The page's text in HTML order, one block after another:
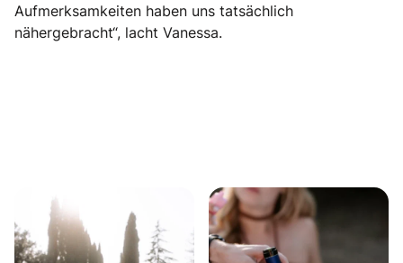
Aufmerksamkeiten haben uns tatsächlich
nähergebracht“, lacht Vanessa.